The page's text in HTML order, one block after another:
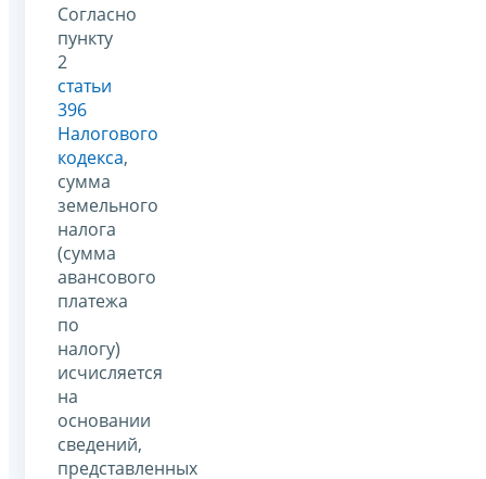
Согласно
пункту
2
статьи
396
Налогового
кодекса,
сумма
земельного
налога
(сумма
авансового
платежа
по
налогу)
исчисляется
на
основании
сведений,
представленных